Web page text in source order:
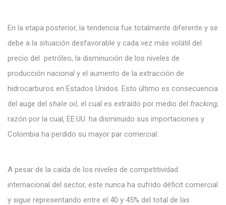
En la etapa posterior, la tendencia fue totalmente diferente y se
debe a la situación desfavorable y cada vez más volátil del
precio del petróleo, la disminución de los niveles de
producción nacional y el aumento de la extracción de
hidrocarburos en Estados Unidos. Esto último es consecuencia
del auge del shale oil, el cual es extraído por medio del fracking;
razón por la cual, EE.UU. ha disminuido sus importaciones y
Colombia ha perdido su mayor par comercial.
A pesar de la caída de los niveles de competitividad
internacional del sector, este nunca ha sufrido déficit comercial
y sigue representando entre el 40 y 45% del total de las